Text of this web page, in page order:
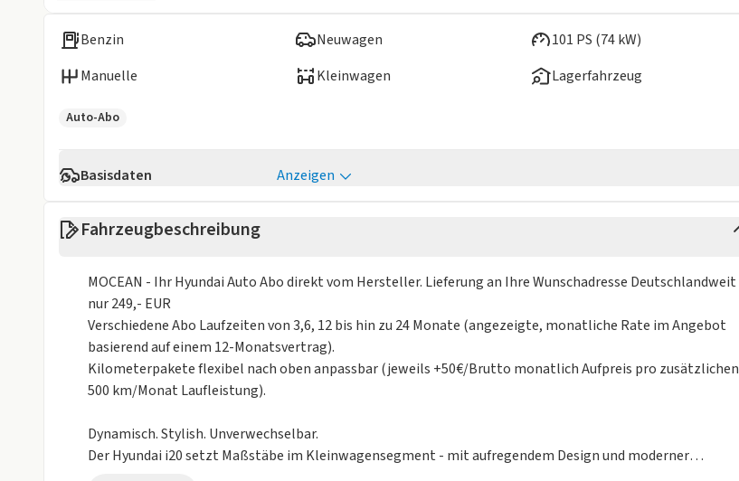
Benzin Neuwagen
101 PS (74 kW)
Manuelle
Kleinwagen Lagerfahrzeug
Auto-Abo
Basisdaten
Anzeigen
Fahrzeugaufbau
Farbe
Weniger anzeigen
Fahrzeugbeschreibung
MOCEAN - Ihr Hyundai Auto Abo direkt vom Hersteller. Lieferung an Ihre Wunschadresse Deutschlandweit
nur 249,- EUR
Verschiedene Abo Laufzeiten von 3,6, 12 bis hin zu 24 Monate (angezeigte, monatliche Rate im Angebot
basierend auf einem 12-Monatsvertrag).
Kilometerpakete flexibel nach oben anpassbar (jeweils +50€/Brutto monatlich Aufpreis pro zusätzlichen
500 km/Monat Laufleistung).
Dynamisch. Stylish. Unverwechselbar.
Der Hyundai i20 setzt Maßstäbe im Kleinwagensegment - mit aufregendem Design und moderner